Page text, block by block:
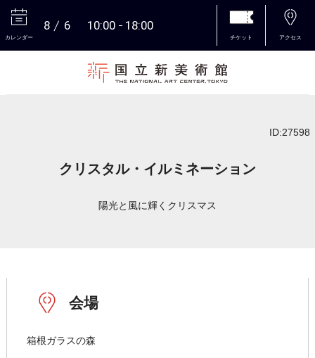
カレンダー
8 6 10:00 18:00
チケット アクセス
ID:27598
クリスタル・イルミネーション
陽光と風に輝くクリスマス
会場
箱根ガラスの森